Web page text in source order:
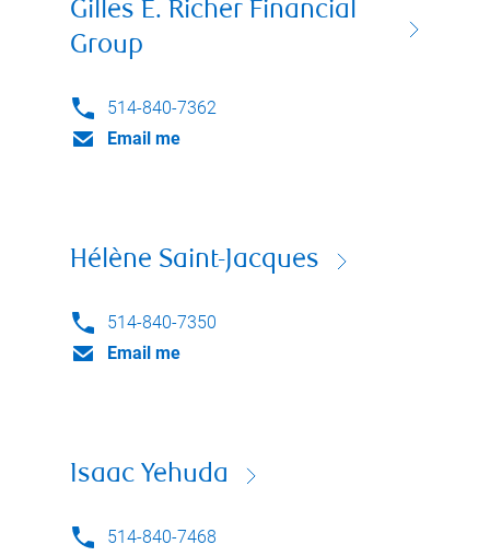
Gilles E. Richer Financial
Group
514-840-7362
Email me
Hélène Saint-Jacques
514-840-7350
Email me
Isaac Yehuda
514-840-7468